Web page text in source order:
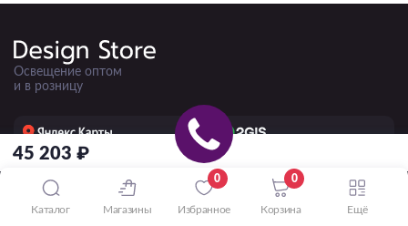
45 203 ₽
Освещение оптом
и в розницу
5.0 4.8 220+ отзывов
ПРИНИМАЕМ К ОПЛАТЕ
Каталог Магазины
0
Избранное
0
Корзина Ещё